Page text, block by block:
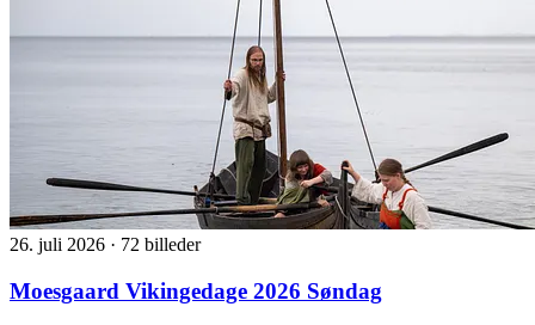
26. juli 2026 · 72 billeder
Moesgaard Vikingedage 2026 Søndag